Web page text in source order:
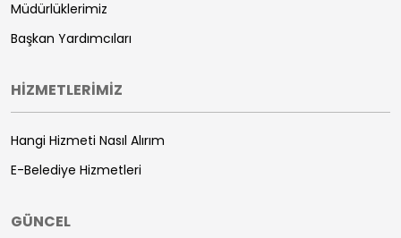
Müdürlüklerimiz
Başkan Yardımcıları
HİZMETLERİMİZ
Hangi Hizmeti Nasıl Alırım
E-Belediye Hizmetleri
GÜNCEL